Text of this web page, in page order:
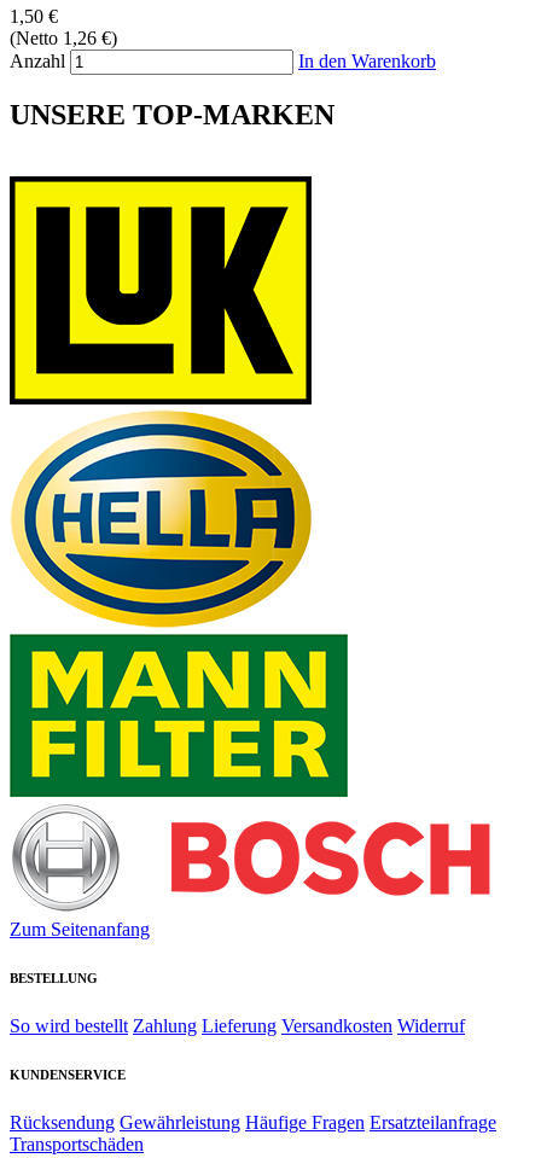
1,50 €
(Netto 1,26 €)
Anzahl
In den Warenkorb
UNSERE TOP-MARKEN
Zum Seitenanfang
BESTELLUNG
So wird bestellt Zahlung Lieferung Versandkosten Widerruf
KUNDENSERVICE
Rücksendung Gewährleistung Häufige Fragen Ersatzteilanfrage
Transportschäden